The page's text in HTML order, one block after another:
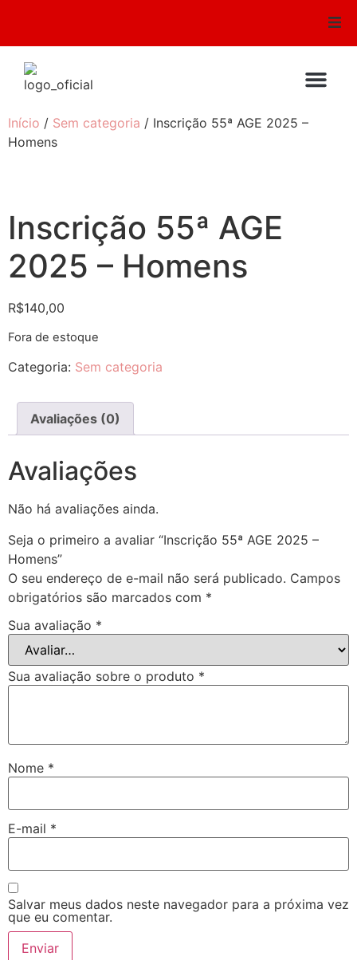
Conselhos
Audio e Video
Sirem
Escola Bíblica
Galeria de Fotos
Notícias
Downloads
Início / Sem categoria / Inscrição 55ª AGE 2025 –
Homens
Inscrição 55ª AGE
2025 – Homens
R$140,00
Fora de estoque
Categoria: Sem categoria
Avaliações (0)
Avaliações
Não há avaliações ainda.
Seja o primeiro a avaliar “Inscrição 55ª AGE 2025 –
Homens”
O seu endereço de e-mail não será publicado. Campos
obrigatórios são marcados com *
Sua avaliação *
Sua avaliação sobre o produto *
Nome *
E-mail *
Salvar meus dados neste navegador para a próxima vez
que eu comentar.